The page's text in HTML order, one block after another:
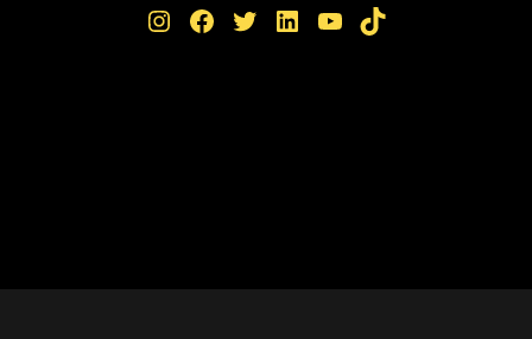
Instagram Facebook Twitter LinkedIn YouTube TikTok